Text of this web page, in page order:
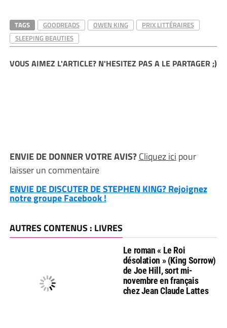
TAGS GOODREADS OWEN KING
PRIX LITTÉRAIRES
SLEEPING BEAUTIES
VOUS AIMEZ L'ARTICLE? N'HESITEZ PAS A LE PARTAGER ;)
ENVIE DE DONNER VOTRE AVIS?Cliquez ici pour
laisser un commentaire
ENVIE DE DISCUTER DE STEPHEN KING? Rejoignez
notre groupe Facebook !
AUTRES CONTENUS : LIVRES
Le roman « Le Roi
désolation » (King Sorrow)
de Joe Hill, sort mi-
novembre en français
chez Jean Claude Lattes